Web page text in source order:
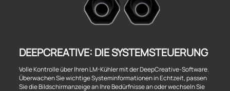
DEEPCREATIVE: DIE SYSTEMSTEUERUNG
Volle Kontrolle über Ihren LM-Kühler mit der DeepCreative-Software.
Überwachen Sie wichtige Systeminformationen in Echtzeit, passen
Sie die Bildschirmanzeige an Ihre Bedürfnisse an oder wechseln Sie